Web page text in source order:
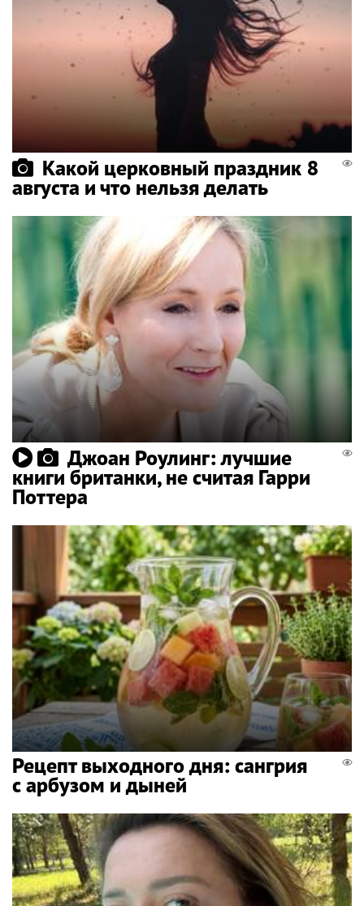
Какой церковный праздник 8
августа и что нельзя делать
Джоан Роулинг: лучшие
книги британки, не считая Гарри
Поттера
Рецепт выходного дня: сангрия
с арбузом и дыней